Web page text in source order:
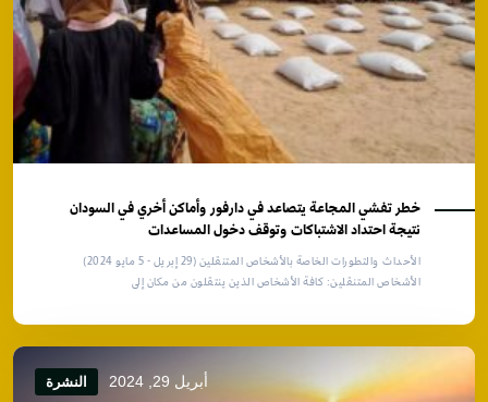
خطر تفشي المجاعة يتصاعد في دارفور وأماكن أخري في السودان
نتيجة احتداد الاشتباكات وتوقف دخول المساعدات
الأحداث والتطورات الخاصة بالأشخاص المتنقلين (29 إبريل - 5 مايو 2024)
الأشخاص المتنقلين: كافة الأشخاص الذين ينتقلون من مكان إلى
أبريل 29, 2024 النشرة